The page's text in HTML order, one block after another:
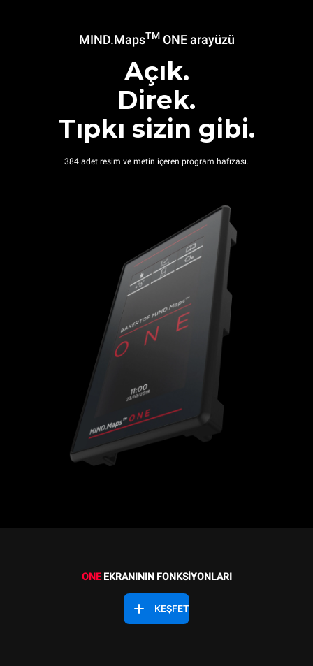
MIND.MapsTMONE arayüzü
Açık.
Direk.
Tıpkı sizin gibi.
384 adet resim ve metin içeren program hafızası.
ONEEKRANININ FONKSİYONLARI
KEŞFET